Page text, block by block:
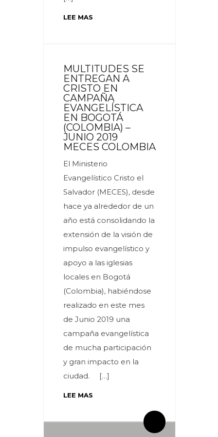
LEE MAS
MULTITUDES SE
ENTREGAN A
CRISTO EN
CAMPAÑA
EVANGELÍSTICA
EN BOGOTÁ
(COLOMBIA) –
JUNIO 2019
MECES COLOMBIA
El Ministerio
Evangelístico Cristo el
Salvador (MECES), desde
hace ya alrededor de un
año está consolidando la
extensión de la visión de
impulso evangelístico y
apoyo a las iglesias
locales en Bogotá
(Colombia), habiéndose
realizado en este mes
de Junio 2019 una
campaña evangelística
de mucha participación
y gran impacto en la
ciudad. […]
LEE MAS